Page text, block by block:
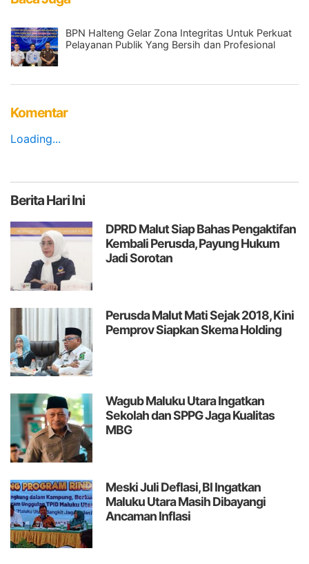
BPN Halteng Gelar Zona Integritas Untuk Perkuat
Pelayanan Publik Yang Bersih dan Profesional
Komentar
Loading...
BeritaHari Ini
DPRD Malut Siap Bahas Pengaktifan
Kembali Perusda, Payung Hukum
Jadi Sorotan
Perusda Malut Mati Sejak 2018, Kini
Pemprov Siapkan Skema Holding
Wagub Maluku Utara Ingatkan
Sekolah dan SPPG Jaga Kualitas
MBG
Meski Juli Deflasi, BI Ingatkan
Maluku Utara Masih Dibayangi
Ancaman Inflasi